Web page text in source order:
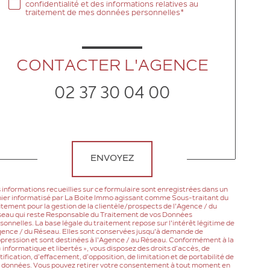
confidentialité et des informations relatives au
traitement de mes données personnelles*
CONTACTER L'AGENCE
02 37 30 04 00
ENVOYEZ
informations recueillies sur ce formulaire sont enregistrées dans un
informatisé par La Boite Immo agissant comme Sous-traitant du
pour la gestion de la clientèle/prospects de l'Agence / du
qui reste Responsable du Traitement de vos Données
La base légale du traitement repose sur l'intérêt légitime de
/ du Réseau. Elles sont conservées jusqu'à demande de
et sont destinées à l'Agence / au Réseau. Conformément à la
informatique et libertés », vous disposez des droits d’accès, de
d’effacement, d’opposition, de limitation et de portabilité de
données. Vous pouvez retirer votre consentement à tout moment en